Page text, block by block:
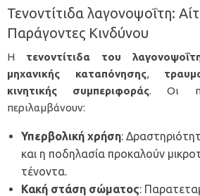
Τενοντίτιδα λαγονοψοΐτη:
Παράγοντες Κινδύνου
Η τενοντίτιδα του
μηχανικής καταπόνησης,
κινητικής
συμπεριφοράς. Οι
περιλαμβάνουν:
Υπερβολική χρήση:
και η ποδηλασία προκαλούν
τένοντα.
Κακή στάση σώματος: